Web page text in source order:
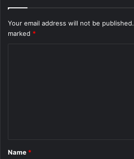
Your email address will not be published.
marked *
*
Name *